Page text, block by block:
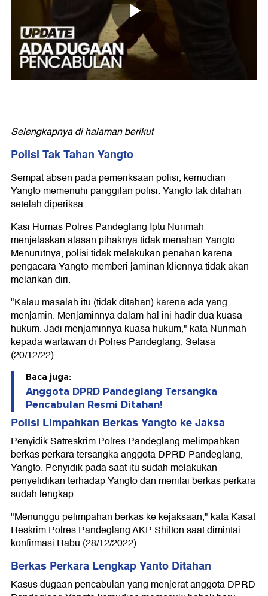
Selengkapnya di halaman berikut
Polisi Tak Tahan Yangto
Sempat absen pada pemeriksaan polisi, kemudian
Yangto memenuhi panggilan polisi. Yangto tak ditahan
setelah diperiksa.
Kasi Humas Polres Pandeglang Iptu Nurimah
menjelaskan alasan pihaknya tidak menahan Yangto.
Menurutnya, polisi tidak melakukan penahan karena
pengacara Yangto memberi jaminan kliennya tidak akan
melarikan diri.
"Kalau masalah itu (tidak ditahan) karena ada yang
menjamin. Menjaminnya dalam hal ini hadir dua kuasa
hukum. Jadi menjaminnya kuasa hukum," kata Nurimah
kepada wartawan di Polres Pandeglang, Selasa
(20/12/22).
Baca juga:
Anggota DPRD Pandeglang Tersangka
Pencabulan Resmi Ditahan!
Polisi Limpahkan Berkas Yangto ke Jaksa
Penyidik Satreskrim Polres Pandeglang melimpahkan
berkas perkara tersangka anggota DPRD Pandeglang,
Yangto. Penyidik pada saat itu sudah melakukan
penyelidikan terhadap Yangto dan menilai berkas perkara
sudah lengkap.
"Menunggu pelimpahan berkas ke kejaksaan," kata Kasat
Reskrim Polres Pandeglang AKP Shilton saat dimintai
konfirmasi Rabu (28/12/2022).
Berkas Perkara Lengkap Yanto Ditahan
Kasus dugaan pencabulan yang menjerat anggota DPRD